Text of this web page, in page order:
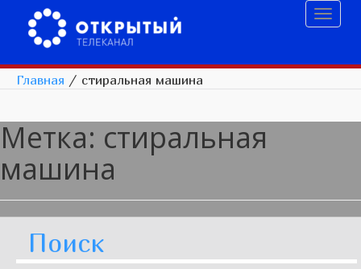
Главная / стиральная машина
Метка: стиральная
машина
Поиск